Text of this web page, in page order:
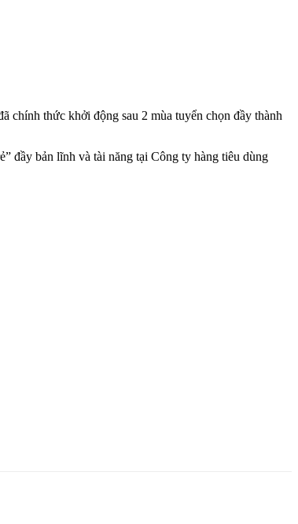
khởi động sau 2 mùa tuyển chọn đầy thành
đầy bản lĩnh và tài năng tại Công ty hàng tiêu dùng